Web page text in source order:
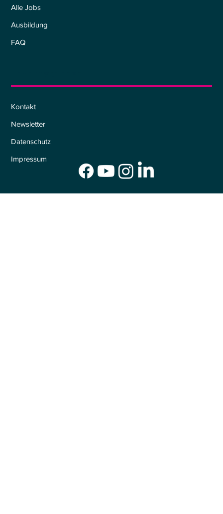
Alle Jobs
Ausbildung
FAQ
Kontakt
Newsletter
Datenschutz
Impressum